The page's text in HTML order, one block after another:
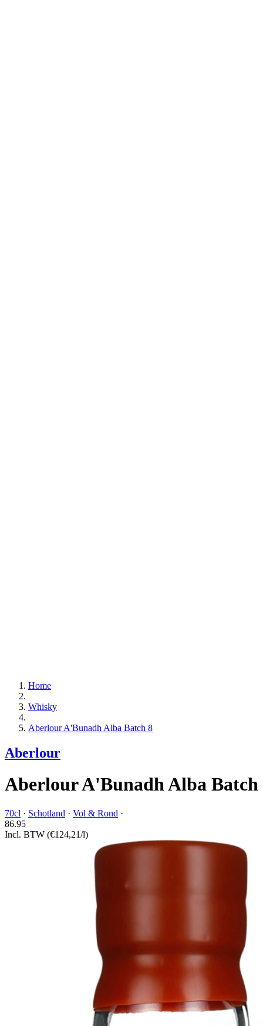
Home
Whisky
Aberlour A'Bunadh Alba Batch 8
Aberlour
Aberlour A'Bunadh Alba Batch
70cl · Schotland · Vol & Rond ·
86.95
Incl. BTW (€124,21/l)